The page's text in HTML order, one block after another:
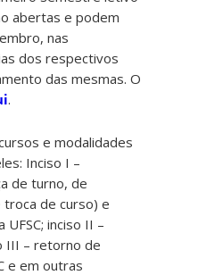
abertas e podem
nas
dos respectivos
das mesmas. O
.
e modalidades
Inciso I –
de turno, de
troca de curso) e
inciso II –
III – retorno de
e em outras